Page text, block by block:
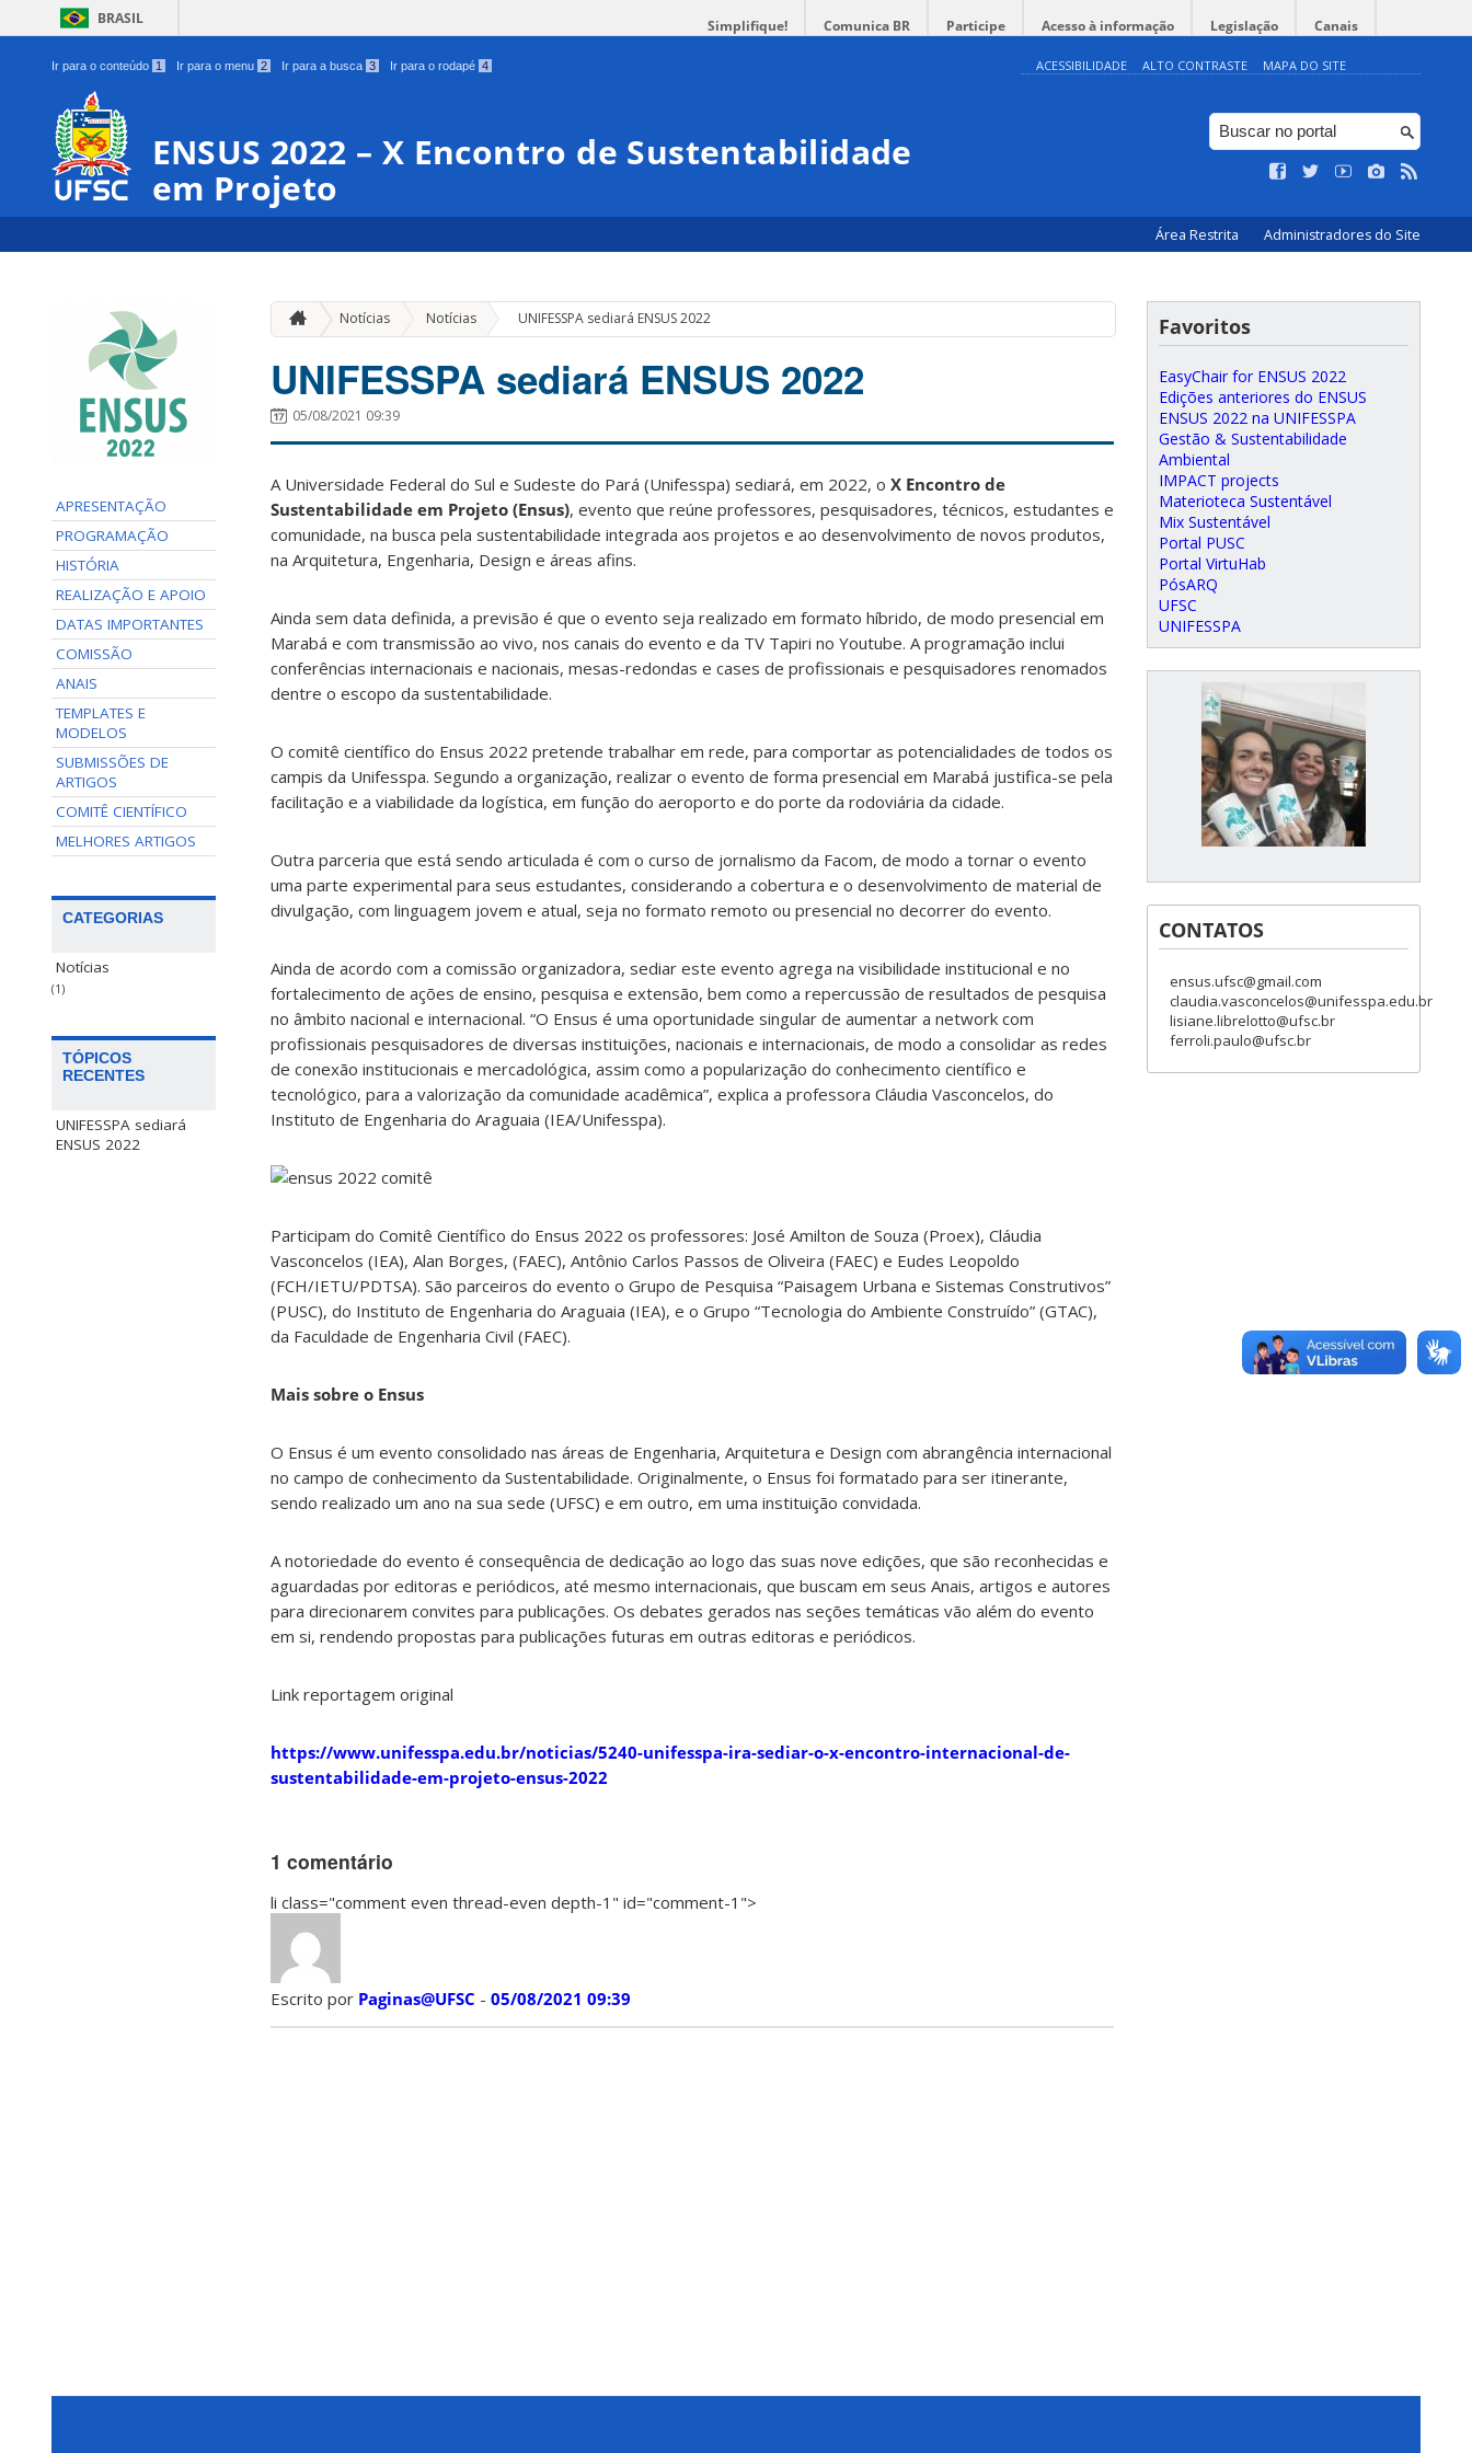
BRASIL Simplifique! Comunica BR Participe Acesso à informação Legislação Canais
Ir para o conteúdo 1 Ir para o menu 2 Ir para a busca 3 Ir para o rodapé 4 ACESSIBILIDADE ALTO CONTRASTE MAPA DO SITE
ENSUS 2022 – X Encontro de Sustentabilidade
em Projeto
Área Restrita Administradores do Site
APRESENTAÇÃO
PROGRAMAÇÃO
HISTÓRIA
REALIZAÇÃO E APOIO
DATAS IMPORTANTES
COMISSÃO
ANAIS
TEMPLATES E
MODELOS
SUBMISSÕES DE
ARTIGOS
COMITÊ CIENTÍFICO
MELHORES ARTIGOS
CATEGORIAS
Notícias
(1)
TÓPICOS
RECENTES
UNIFESSPA sediará
ENSUS 2022
Notícias Notícias » UNIFESSPA sediará ENSUS 2022
UNIFESSPA sediará ENSUS 2022
05/08/2021 09:39
A Universidade Federal do Sul e Sudeste do Pará (Unifesspa) sediará, em 2022, o X Encontro de
Sustentabilidade em Projeto (Ensus), evento que reúne professores, pesquisadores, técnicos, estudantes e
comunidade, na busca pela sustentabilidade integrada aos projetos e ao desenvolvimento de novos produtos,
na Arquitetura, Engenharia, Design e áreas afins.
Ainda sem data definida, a previsão é que o evento seja realizado em formato híbrido, de modo presencial em
Marabá e com transmissão ao vivo, nos canais do evento e da TV Tapiri no Youtube. A programação inclui
conferências internacionais e nacionais, mesas-redondas e cases de profissionais e pesquisadores renomados
dentre o escopo da sustentabilidade.
O comitê científico do Ensus 2022 pretende trabalhar em rede, para comportar as potencialidades de todos os
campis da Unifesspa. Segundo a organização, realizar o evento de forma presencial em Marabá justifica-se pela
facilitação e a viabilidade da logística, em função do aeroporto e do porte da rodoviária da cidade.
Outra parceria que está sendo articulada é com o curso de jornalismo da Facom, de modo a tornar o evento
uma parte experimental para seus estudantes, considerando a cobertura e o desenvolvimento de material de
divulgação, com linguagem jovem e atual, seja no formato remoto ou presencial no decorrer do evento.
Ainda de acordo com a comissão organizadora, sediar este evento agrega na visibilidade institucional e no
fortalecimento de ações de ensino, pesquisa e extensão, bem como a repercussão de resultados de pesquisa
no âmbito nacional e internacional. “O Ensus é uma oportunidade singular de aumentar a network com
profissionais pesquisadores de diversas instituições, nacionais e internacionais, de modo a consolidar as redes
de conexão institucionais e mercadológica, assim como a popularização do conhecimento científico e
tecnológico, para a valorização da comunidade acadêmica”, explica a professora Cláudia Vasconcelos, do
Instituto de Engenharia do Araguaia (IEA/Unifesspa).
Participam do Comitê Científico do Ensus 2022 os professores: José Amilton de Souza (Proex), Cláudia
Vasconcelos (IEA), Alan Borges, (FAEC), Antônio Carlos Passos de Oliveira (FAEC) e Eudes Leopoldo
(FCH/IETU/PDTSA). São parceiros do evento o Grupo de Pesquisa “Paisagem Urbana e Sistemas Construtivos”
(PUSC), do Instituto de Engenharia do Araguaia (IEA), e o Grupo “Tecnologia do Ambiente Construído” (GTAC),
da Faculdade de Engenharia Civil (FAEC).
Mais sobre o Ensus
O Ensus é um evento consolidado nas áreas de Engenharia, Arquitetura e Design com abrangência internacional
no campo de conhecimento da Sustentabilidade. Originalmente, o Ensus foi formatado para ser itinerante,
sendo realizado um ano na sua sede (UFSC) e em outro, em uma instituição convidada.
A notoriedade do evento é consequência de dedicação ao logo das suas nove edições, que são reconhecidas e
aguardadas por editoras e periódicos, até mesmo internacionais, que buscam em seus Anais, artigos e autores
para direcionarem convites para publicações. Os debates gerados nas seções temáticas vão além do evento
em si, rendendo propostas para publicações futuras em outras editoras e periódicos.
Link reportagem original
https://www.unifesspa.edu.br/noticias/5240-unifesspa-ira-sediar-o-x-encontro-internacional-de-
sustentabilidade-em-projeto-ensus-2022
1 comentário
li class="comment even thread-even depth-1" id="comment-1">
Escrito por Paginas@UFSC - 05/08/2021 09:39
Favoritos
EasyChair for ENSUS 2022
Edições anteriores do ENSUS
ENSUS 2022 na UNIFESSPA
Gestão & Sustentabilidade
Ambiental
IMPACT projects
Materioteca Sustentável
Mix Sustentável
Portal PUSC
Portal VirtuHab
PósARQ
UFSC
UNIFESSPA
CONTATOS
ensus.ufsc@gmail.com
claudia.vasconcelos@unifesspa.edu.br
lisiane.librelotto@ufsc.br
ferroli.paulo@ufsc.br